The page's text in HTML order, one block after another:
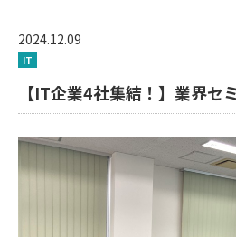
2024.12.09
IT
【IT企業4社集結！】業界セ